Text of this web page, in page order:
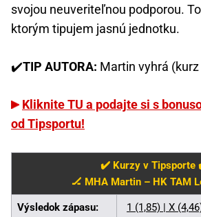
svojou neuveriteľnou podporou.
ktorým tipujem jasnú jednotku.
✔️TIP AUTORA: Martin vyhrá (kurz
Kliknite TU a podajte si s
od Tipsportu!
✔️ Kurzy v Tipsporte
🏒 MHA Martin – HK TAM
Výsledok zápasu: 1 (1,85) | X